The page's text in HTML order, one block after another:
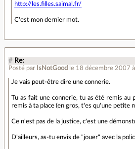
http://les.filles.saimal.fr/
C'est mon dernier mot.
# Re:
Posté par IsNotGood le 18 décembre 2007
Je vais peut-être dire une connerie.
Tu as fait une connerie, tu as été remis au
remis à ta place (en gros, t'es qu'une petite
Ce n'est pas de la justice, c'est une
D'ailleurs, as-tu envis de "jouer" avec la